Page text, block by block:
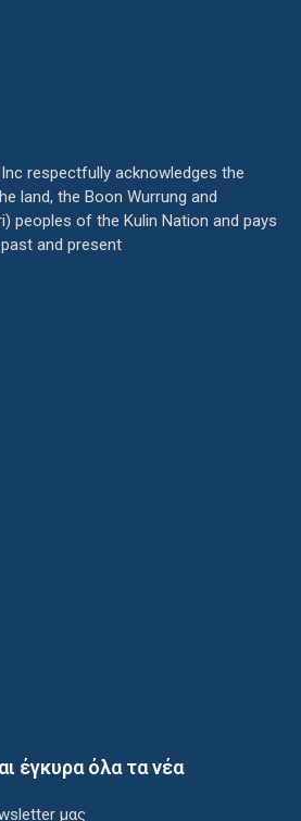
respectfully acknowledges the
land, the Boon Wurrung and
peoples of the Kulin Nation and pays
and present
έγκυρα όλα τα νέα
μας